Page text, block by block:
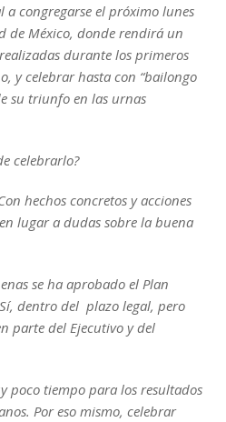
congregarse el próximo lunes
de México, donde rendirá un
durante los primeros
y celebrar hasta con “bailongo
su triunfo en las urnas
celebrarlo?
hechos concretos y acciones
lugar a dudas sobre la buena
se ha aprobado el Plan
dentro del plazo legal, pero
parte del Ejecutivo y del
poco tiempo para los resultados
Por eso mismo, celebrar